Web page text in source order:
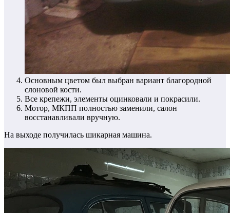
Основным цветом был выбран вариант благородной
слоновой кости.
Все крепежи, элементы оцинковали и покрасили.
Мотор, МКПП полностью заменили, салон
восстанавливали вручную.
На выходе получилась шикарная машина.